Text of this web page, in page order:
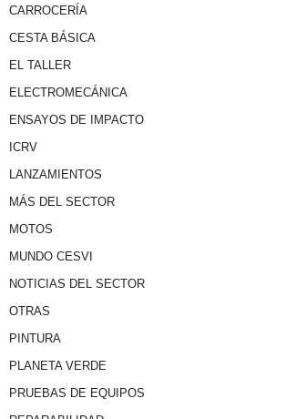
CARROCERÍA
CESTA BÁSICA
EL TALLER
ELECTROMECÁNICA
ENSAYOS DE IMPACTO
ICRV
LANZAMIENTOS
MÁS DEL SECTOR
MOTOS
MUNDO CESVI
NOTICIAS DEL SECTOR
OTRAS
PINTURA
PLANETA VERDE
PRUEBAS DE EQUIPOS